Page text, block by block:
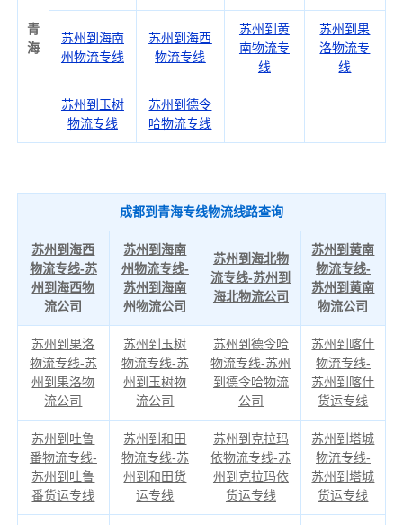
青
海
苏州到海南
州物流专线
苏州到海西
物流专线
苏州到黄
南物流专
线
苏州到果
洛物流专
线
苏州到玉树
物流专线
苏州到德令
哈物流专线
成都到青海专线物流线路查询
苏州到海西
物流专线-苏
州到海西物
流公司
苏州到海南
州物流专线-
苏州到海南
州物流公司
苏州到海北物
流专线-苏州到
海北物流公司
苏州到黄南
物流专线-
苏州到黄南
物流公司
苏州到果洛
物流专线-苏
州到果洛物
流公司
苏州到玉树
物流专线-苏
州到玉树物
流公司
苏州到德令哈
物流专线-苏州
到德令哈物流
公司
苏州到喀什
物流专线-
苏州到喀什
货运专线
苏州到吐鲁
番物流专线-
苏州到吐鲁
番货运专线
苏州到和田
物流专线-苏
州到和田货
运专线
苏州到克拉玛
依物流专线-苏
州到克拉玛依
货运专线
苏州到塔城
物流专线-
苏州到塔城
货运专线